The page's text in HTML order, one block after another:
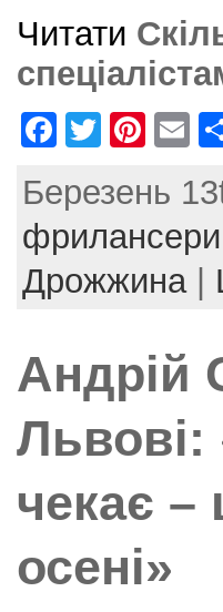
Читати
F
c
e
b
o
k
T
itt
er
Pi
er
e
st
E
ai
l
Березень
фрилансери
Дрожжина|
Андрій
чекає –
осені»